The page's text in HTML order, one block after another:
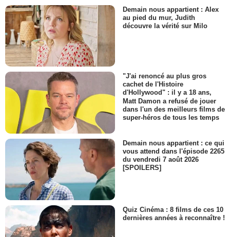
Demain nous appartient : Alex
au pied du mur, Judith
découvre la vérité sur Milo
"J'ai renoncé au plus gros
cachet de l'Histoire
d'Hollywood" : il y a 18 ans,
Matt Damon a refusé de jouer
dans l'un des meilleurs films de
super-héros de tous les temps
Demain nous appartient : ce qui
vous attend dans l'épisode 2265
du vendredi 7 août 2026
[SPOILERS]
Quiz Cinéma : 8 films de ces 10
dernières années à reconnaître !